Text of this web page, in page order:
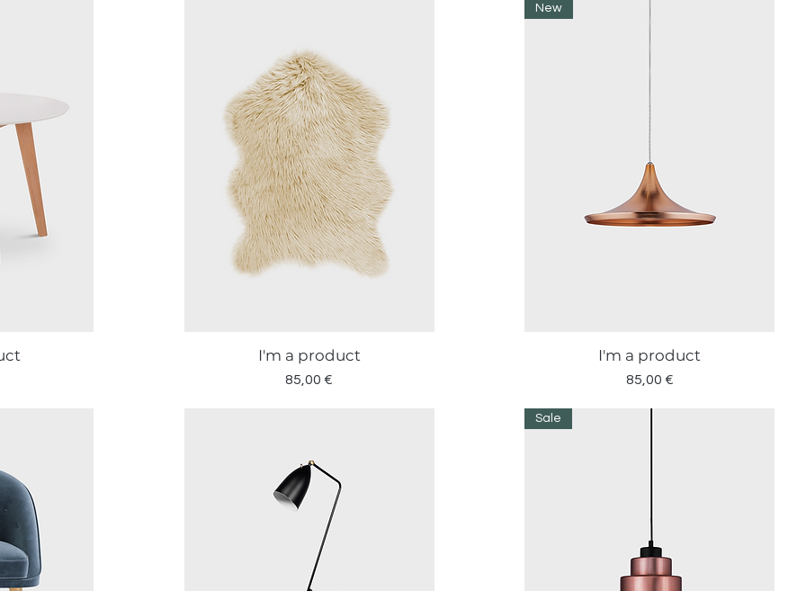
Vista rapida
I'm a product
Prezzo
85,00 €
Vista rapida
New
I'm a product
Prezzo
85,00 €
Sale